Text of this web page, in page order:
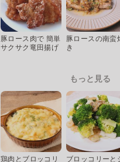
豚ロース肉で 簡単
サクサク竜田揚げ
豚ロースの南蛮
き
もっと見る
鶏肉とブロッコリ ブロッコリーと